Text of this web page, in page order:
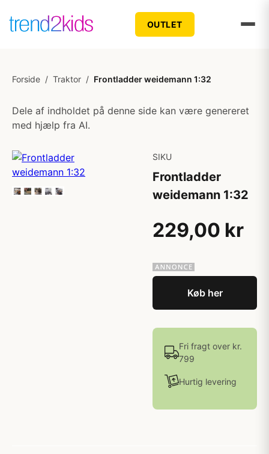
OUTLET
Forside / Traktor / Frontladder weidemann 1:32
Dele af indholdet på denne side kan være genereret
med hjælp fra AI.
SIKU
Frontladder
weidemann 1:32
229,00 kr
Køb her
Fri fragt over kr.
799
Hurtig levering